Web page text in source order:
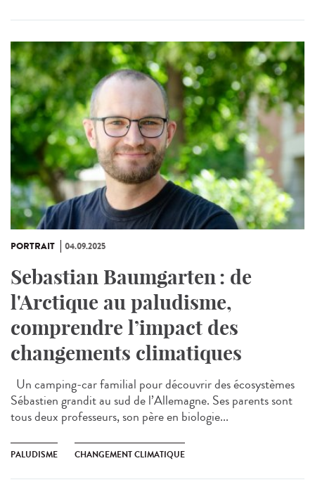
PORTRAIT 04.09.2025
Sebastian Baumgarten : de
l'Arctique au paludisme,
comprendre l’impact des
changements climatiques
Un camping-car familial pour découvrir des écosystèmes
Sébastien grandit au sud de l’Allemagne. Ses parents sont
tous deux professeurs, son père en biologie...
PALUDISME CHANGEMENT CLIMATIQUE